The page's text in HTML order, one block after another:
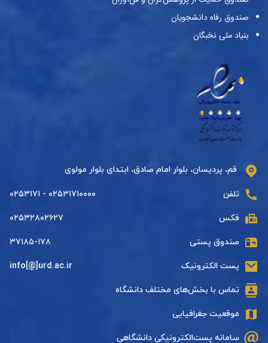
صندوق رفاه دانشجویان
بنیاد ملی نخبگان
قم، پردیسان، بلوار امام صادق، ابتدای بلوار مولوی
تلفن ۰۲۵۳۱۷۱۰۰۰۰ - ۰۲۵۳۱۷۱
فکس ۰۲۵۳۲۸۰۲۶۲۷
صندوق پستی ۳۷۱۸۵-۱۷۸
پست الکترونیک info[@]urd.ac.ir
تماس با بخش‌های مختلف دانشگاه
موقعیت جغرافیایی
سامانه پست‌الکترونیکی دانشگاهی